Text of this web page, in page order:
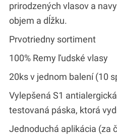
prirodzených vlasov a
objem a dĺžku.
Prvotriedny sortiment
100% Remy ľudské vlasy
20ks v jednom balení (10
Vylepšená S1
testovaná páska, ktorá
Jednoduchá aplikácia (za